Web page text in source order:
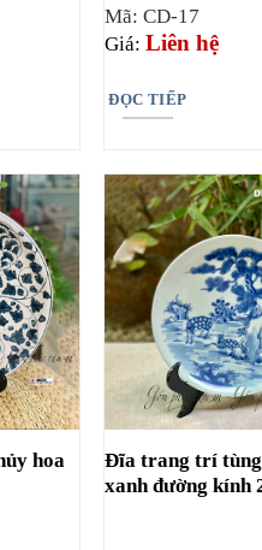
Mã: CD-17
Giá:Liên hệ
ĐỌC TIẾP
hoa
Đĩa trang trí tùng
xanh đường kính